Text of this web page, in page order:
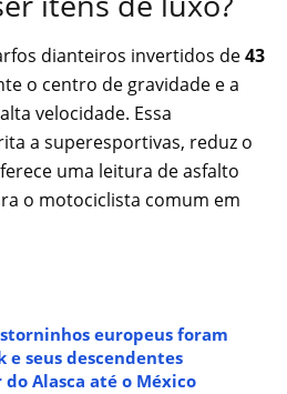
dianteiros invertidos de43
o centro de gravidade e a
velocidade. Essa
a superesportivas, reduz o
uma leitura de asfalto
o motociclista comum em
europeus foram
e seus descendentes
Alasca até o México